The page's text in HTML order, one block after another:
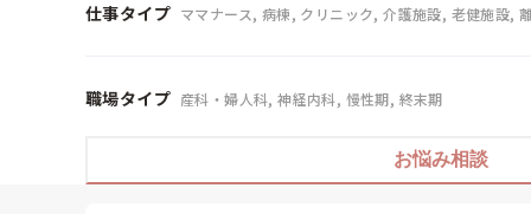
仕事タイプ ママナース, 病棟, クリニック, 介護施設, 老健施設,
職場タイプ 産科・婦人科, 神経内科, 慢性期, 終末期
お悩み相談